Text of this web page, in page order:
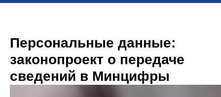
Персональные данные:
законопроект о передаче
сведений в Минцифры